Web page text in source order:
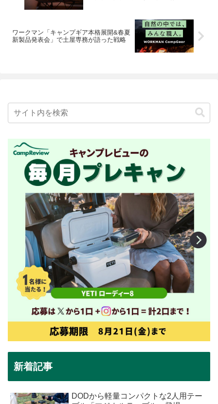
ワークマン「キャンプギア本格展開&春夏
新製品発表会」で土屋専務が語った戦略
新着記事
DODから軽量コンパクトな2人用テー